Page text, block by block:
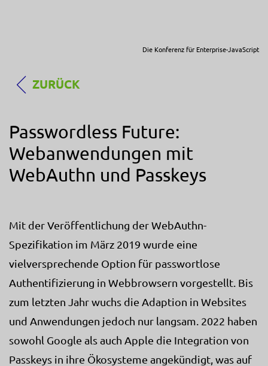
Die Konferenz für Enterprise-JavaScript
ZURÜCK
Passwordless Future:
Webanwendungen mit
WebAuthn und Passkeys
Mit der Veröffentlichung der WebAuthn-
Spezifikation im März 2019 wurde eine
vielversprechende Option für passwortlose
Authentifizierung in Webbrowsern vorgestellt. Bis
zum letzten Jahr wuchs die Adaption in Websites
und Anwendungen jedoch nur langsam. 2022 haben
sowohl Google als auch Apple die Integration von
Passkeys in ihre Ökosysteme angekündigt, was auf